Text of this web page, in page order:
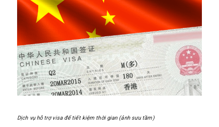
Dịch vụ hỗ trợ visa để tiết kiệm thời gian (ảnh sưu tầm)